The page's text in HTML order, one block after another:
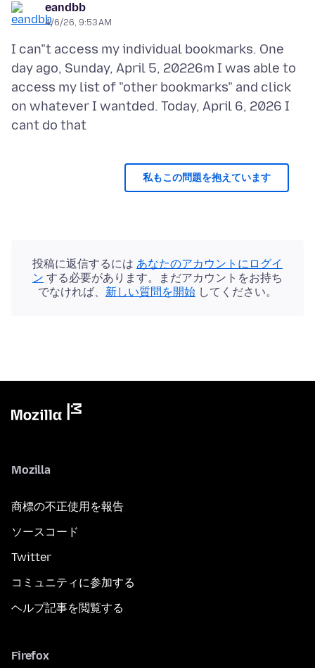
eandbb
4/6/26, 9:53 AM
I can"t access my individual bookmarks. One
day ago, Sunday, April 5, 20226m I was able to
access my list of "other bookmarks" and click
on whatever I wantded. Today, April 6, 2026 I
私もこの問題を抱えています
投稿に返信するには あなたのアカウントにログイ
ン する必要があります。まだアカウントをお持ち
でなければ、 新しい質問を開始 してください。
Mozilla
商標の不正使用を報告
ソースコード
Twitter
コミュニティに参加する
ヘルプ記事を閲覧する
Firefox